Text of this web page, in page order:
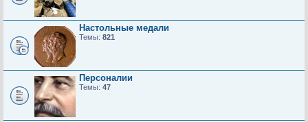
Настольные медали
Темы: 821
Персоналии
Темы: 47